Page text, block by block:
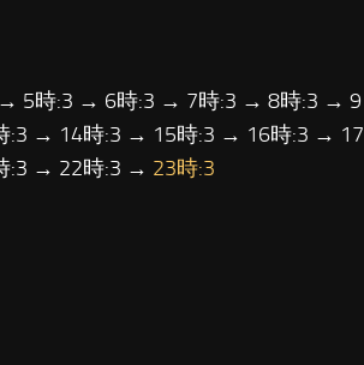
5時:3 → 6時:3 → 7時:3 → 8時:3 → 9
→ 14時:3 → 15時:3 → 16時:3 → 17
:3 → 22時:3 → 23時:3